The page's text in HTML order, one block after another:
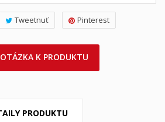
Tweetnuť Pinterest
OTÁZKA K PRODUKTU
PRODUKTU